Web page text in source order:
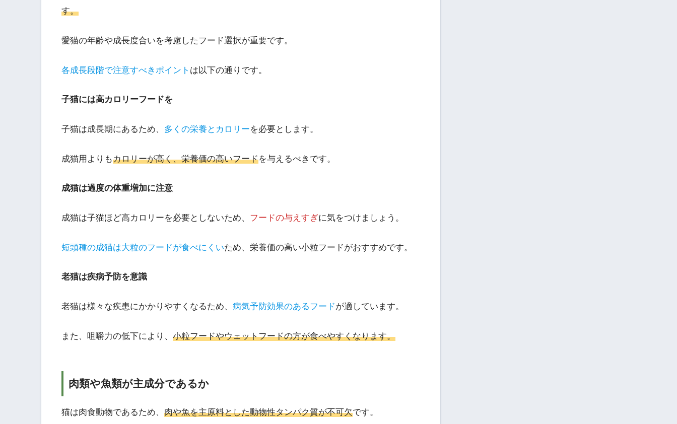
す。
愛猫の年齢や成長度合いを考慮したフード選択が重要です。
各成長段階で注意すべきポイント は以下の通りです。
子猫には高カロリーフードを
子猫は成長期にあるため、 多くの栄養とカロリーを必要とします。
成猫用よりもカロリーが高く、栄養価の高いフードを与えるべきです。
成猫は過度の体重増加に注意
成猫は子猫ほど高カロリーを必要としないため、 フードの与えすぎに気をつけましょう。
短頭種の成猫は大粒のフードが食べにくいため、栄養価の高い小粒フードがおすすめです。
老猫は疾病予防を意識
老猫は様々な疾患にかかりやすくなるため、 病気予防効果のあるフードが適しています。
また、咀嚼力の低下により、 小粒フードやウェットフードの方が食べやすくなります。
肉類や魚類が主成分であるか
猫は肉食動物であるため、 肉や魚を主原料とした動物性タンパク質が不可欠です。